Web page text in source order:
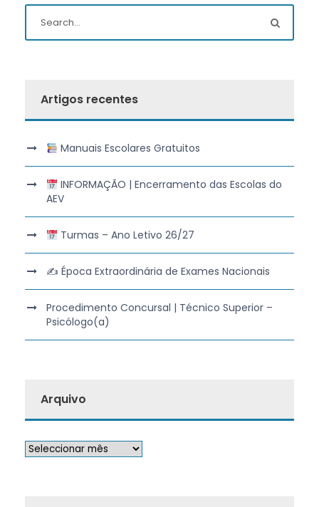
Artigos recentes
Manuais Escolares Gratuitos
INFORMAÇÃO | Encerramento das Escolas do
AEV
Turmas – Ano Letivo 26/27
✍️ Época Extraordinária de Exames Nacionais
Procedimento Concursal | Técnico Superior –
Psicólogo(a)
Arquivo